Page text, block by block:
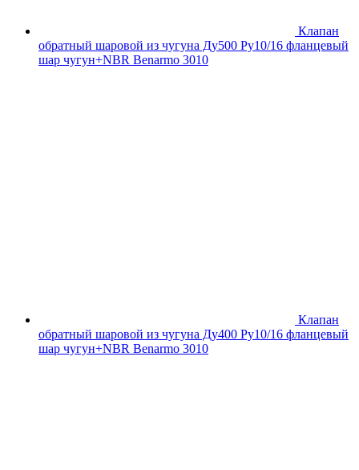
Клапан
обратный шаровой из чугуна Ду500 Ру10/16 фланцевый
шар чугун+NBR Benarmo 3010
Клапан
обратный шаровой из чугуна Ду400 Ру10/16 фланцевый
шар чугун+NBR Benarmo 3010